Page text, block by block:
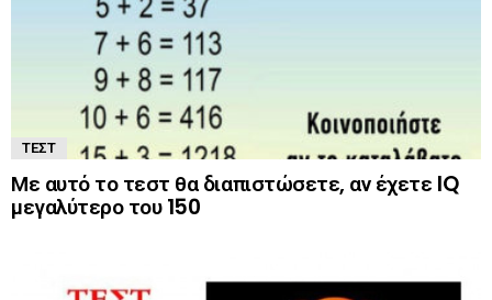
ΤΕΣΤ
Με αυτό το τεστ θα διαπιστώσετε, αν έχετε IQ
μεγαλύτερο του 150